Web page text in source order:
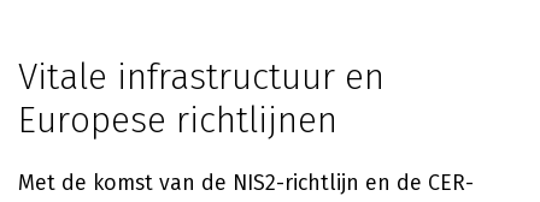
Vitale infrastructuur en
Europese richtlijnen
Met de komst van de NIS2-richtlijn en de CER-